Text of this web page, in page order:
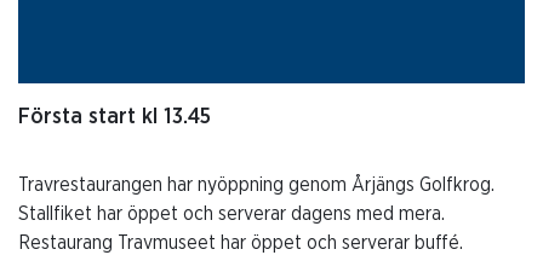
Första start kl 13.45
Travrestaurangen har nyöppning genom Årjängs Golfkrog.
Stallfiket har öppet och serverar dagens med mera.
Restaurang Travmuseet har öppet och serverar buffé.